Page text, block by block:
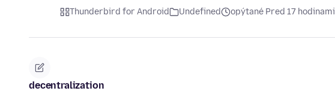
Thunderbird for Android Undefined opýtané Pred 17 hodinami
decentralization